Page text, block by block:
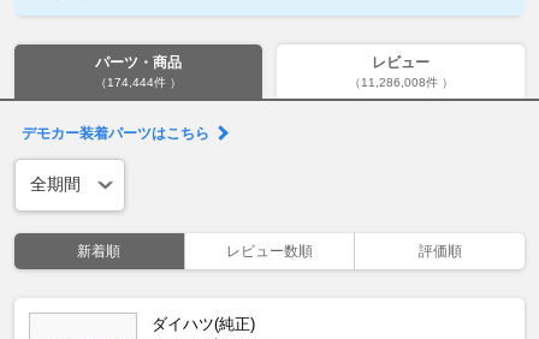
パーツ・商品
（174,444件 ）
レビュー
（11,286,008件 ）
デモカー装着パーツはこちら
新着順 レビュー数順 評価順
ダイハツ(純正)